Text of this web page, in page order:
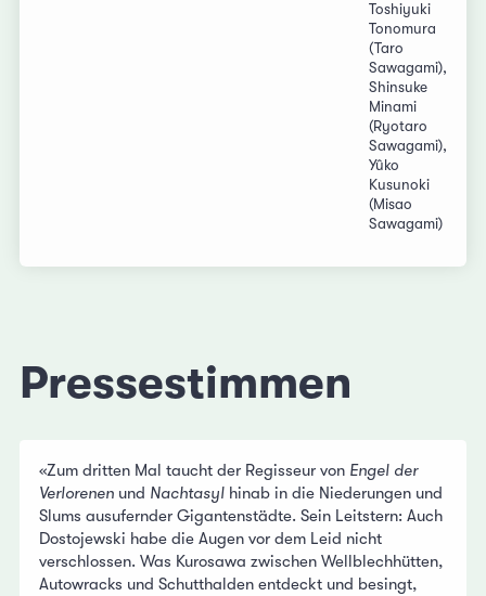
Toshiyuki
Tonomura
(Taro
Sawagami),
Shinsuke
Minami
(Ryotaro
Sawagami),
Yûko
Kusunoki
(Misao
Sawagami)
Pressestimmen
«Zum dritten Mal taucht der Regisseur von Engel der
Verlorenen und Nachtasyl hinab in die Niederungen und
Slums ausufernder Gigantenstädte. Sein Leitstern: Auch
Dostojewski habe die Augen vor dem Leid nicht
verschlossen. Was Kurosawa zwischen Wellblechhütten,
Autowracks und Schutthalden entdeckt und besingt,